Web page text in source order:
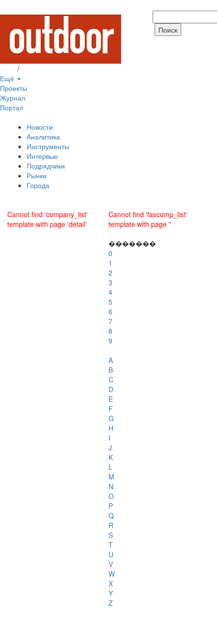
/
Ещё
Проекты
Журнал
Портал
Новости
Аналитика
Инструменты
Интервью
Подрядчики
Рынки
Города
Cannot find 'company_list'
template with page 'detail'
Cannot find 'favcomp_list'
template with page ''
�������
0
1
2
3
4
5
6
7
8
9
A
B
C
D
E
F
G
H
I
J
K
L
M
N
O
P
Q
R
S
T
U
V
W
X
Y
Z